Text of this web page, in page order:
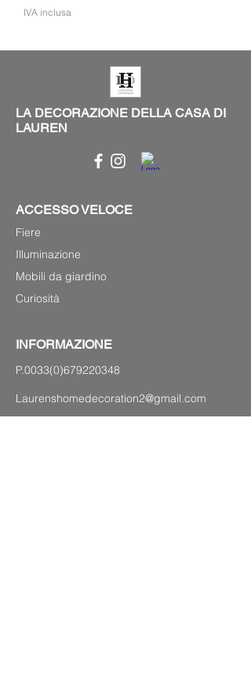
IVA inclusa
LA DECORAZIONE DELLA CASA DI
LAUREN
ACCESSO VELOCE
Fiere
Illuminazione
Mobili da giardino
Curiosità
INFORMAZIONE
P.0033(0)679220348
Laurenshomedecoration2@gmail.com